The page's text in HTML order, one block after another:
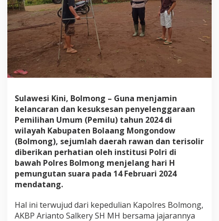
4
H
i
n
g
g
k
e
e
r
a
h
T
e
r
i
s
r
,
Sulawesi Kini, Bolmong – Guna menjamin
kelancaran dan kesuksesan penyelenggaraan
Pemilihan Umum (Pemilu) tahun 2024 di
wilayah Kabupaten Bolaang Mongondow
(Bolmong), sejumlah daerah rawan dan terisolir
diberikan perhatian oleh institusi Polri di
bawah Polres Bolmong menjelang hari H
pemungutan suara pada 14 Februari 2024
mendatang.
Hal ini terwujud dari kepedulian Kapolres Bolmong,
AKBP Arianto Salkery SH MH bersama jajarannya